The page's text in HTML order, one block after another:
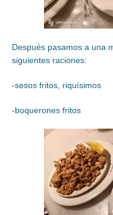
Después pasamos a una
siguientes raciones:
-sesos fritos, riquísimos
-boquerones fritos